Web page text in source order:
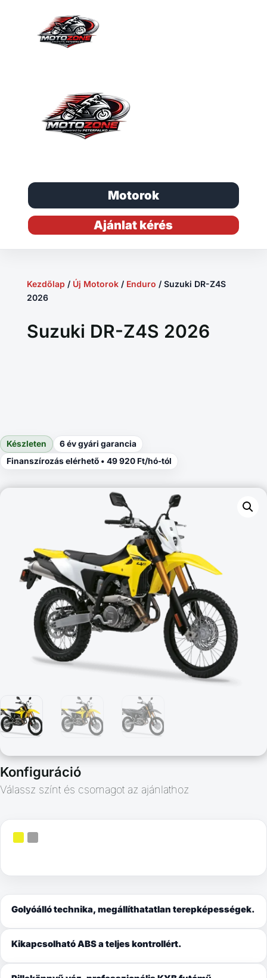
Motorok
Ajánlat kérés
Kezdőlap / Új Motorok/ Enduro / Suzuki DR-Z4S
2026
Suzuki DR-Z4S 2026
Készleten
6 év gyári garancia
Finanszírozás elérhető • 49 920 Ft/hó-tól
Konfiguráció
Válassz színt és csomagot az ajánlathoz
Golyóálló technika, megállíthatatlan terepképességek.
Kikapcsolható ABS a teljes kontrollért.